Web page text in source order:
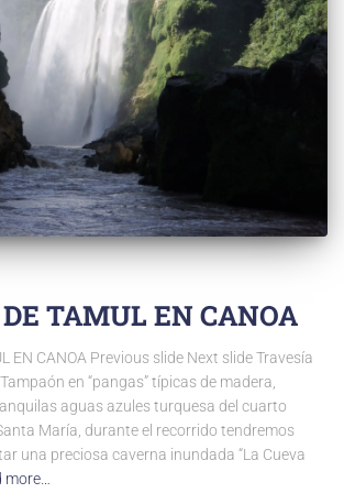
TAMUL EN CANOA
EN CANOA Previous slide Next slide Travesía
en “pangas” típicas de madera,
aguas azules turquesa del cuarto
María, durante el recorrido tendremos
una preciosa caverna inundada “La Cueva
more…